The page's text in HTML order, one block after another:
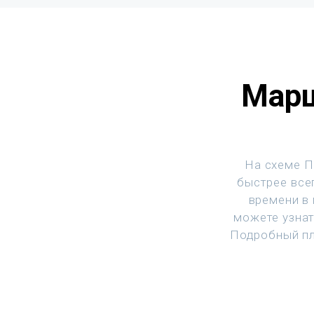
На схеме
быстрее
времени в
можете
Подробный